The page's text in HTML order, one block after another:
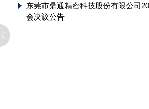
东莞市鼎通精密科技股份有限公司
会决议公告